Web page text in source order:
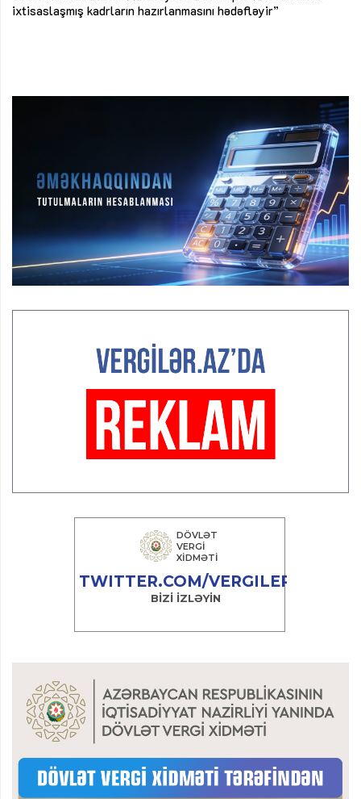
ixtisaslaşmış kadrların hazırlanmasını hədəfləyir”